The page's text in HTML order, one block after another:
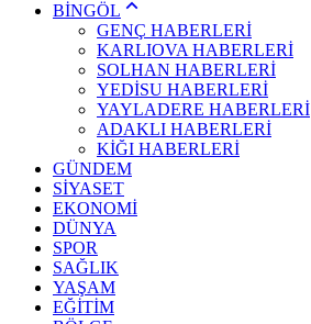
BİNGÖL
GENÇ HABERLERİ
KARLIOVA HABERLERİ
SOLHAN HABERLERİ
YEDİSU HABERLERİ
YAYLADERE HABERLERİ
ADAKLI HABERLERİ
KİĞI HABERLERİ
GÜNDEM
SİYASET
EKONOMİ
DÜNYA
SPOR
SAĞLIK
YAŞAM
EĞİTİM